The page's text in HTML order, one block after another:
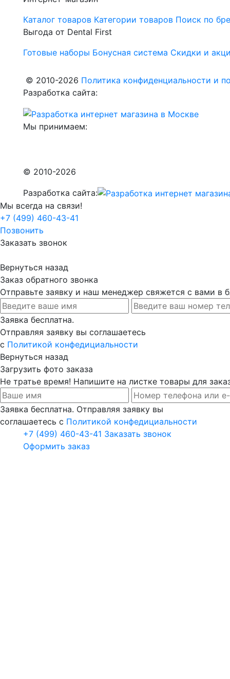
Каталог товаров Категории товаров Поиск по
Выгода от Dental First
Готовые наборы Бонусная система Скидки и
© 2010-2026 Политика конфиденциальности и
Разработка сайта:
Мы принимаем:
© 2010-2026
Разработка сайта:
Мы всегда на связи!
+7 (499) 460-43-41
Позвонить
Заказать звонок
Вернуться назад
Заказ обратного звонка
Отправьте заявку и наш менеджер свяжется с вами в
Заявка бесплатна.
Отправляя заявку вы соглашаетесь
с Политикой конфедициальности
Вернуться назад
Загрузить фото заказа
Не тратье время! Напишите на листке товары для
Заявка бесплатна. Отправляя заявку вы
соглашаетесь с Политикой конфедициальности
+7 (499) 460-43-41 Заказать звонок
Оформить заказ